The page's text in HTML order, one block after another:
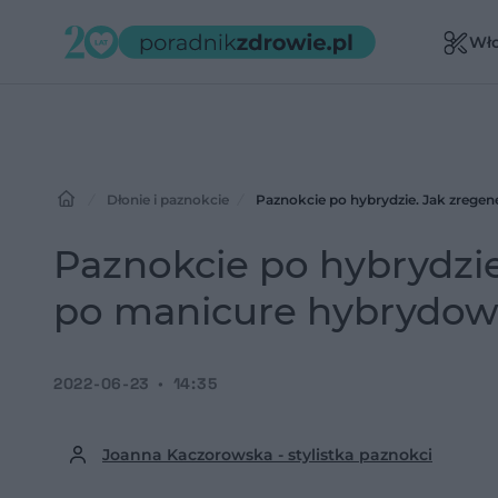
Dłonie i paznokcie Paznokcie po hybrydzie. Jak
Paznokcie po
po manicure
Joanna Kaczorowska - stylistka paznokci
2022-06-23 14:35